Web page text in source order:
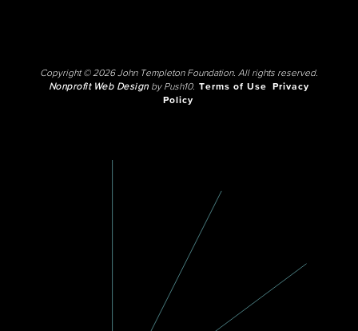
Copyright © 2026 John Templeton Foundation. All rights reserved.
Nonprofit Web Designby Push10. Terms of Use
Privacy
Policy